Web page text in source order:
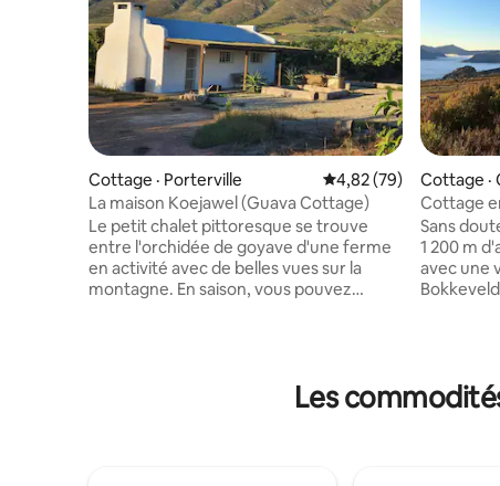
Cottage · Porterville Note moyenne de
4,82 (79)
La maison Koejawel (Guava Cottage)
Le petit chalet pittoresque se trouve
entre l'orchidée de goyave d'une ferme
en activité avec de belles vues sur la
montagne. En saison, vous pouvez
d'espace pour faire du VTT ou marcher.
Faites un barbecue à l'intérieur ou à
Cottage ·
Cottage
dans le
Sans
1 200 m
avec une
pierres,
a été
Les